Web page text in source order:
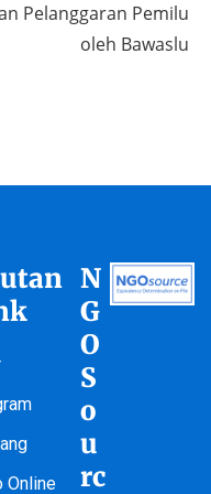
Pelanggaran Pemilu
oleh Bawaslu
Online
N
G
O
S
o
u
rc